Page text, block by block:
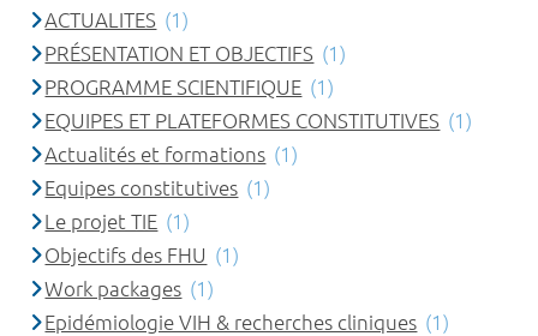
ACTUALITES (1)
PRÉSENTATION ET OBJECTIFS (1)
PROGRAMME SCIENTIFIQUE (1)
EQUIPES ET PLATEFORMES CONSTITUTIVES (1)
Actualités et formations (1)
Equipes constitutives (1)
Le projet TIE (1)
Objectifs des FHU (1)
Work packages (1)
Epidémiologie VIH & recherches cliniques (1)